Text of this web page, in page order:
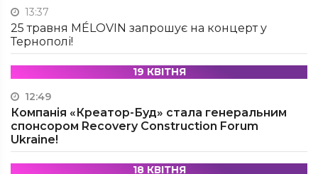
13:37
25 травня MÉLOVIN запрошує на концерт у
Тернополі!
19 КВІТНЯ
12:49
Компанія «Креатор-Буд» стала генеральним
спонсором Recovery Construction Forum
Ukraine!
18 КВІТНЯ